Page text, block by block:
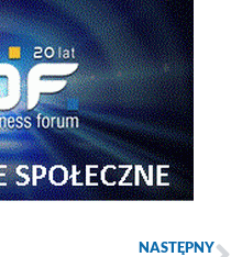
NASTĘPNY